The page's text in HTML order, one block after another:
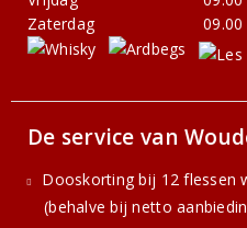
Zaterdag
De service van
Dooskorting bij 12 flessen
(behalve bij netto